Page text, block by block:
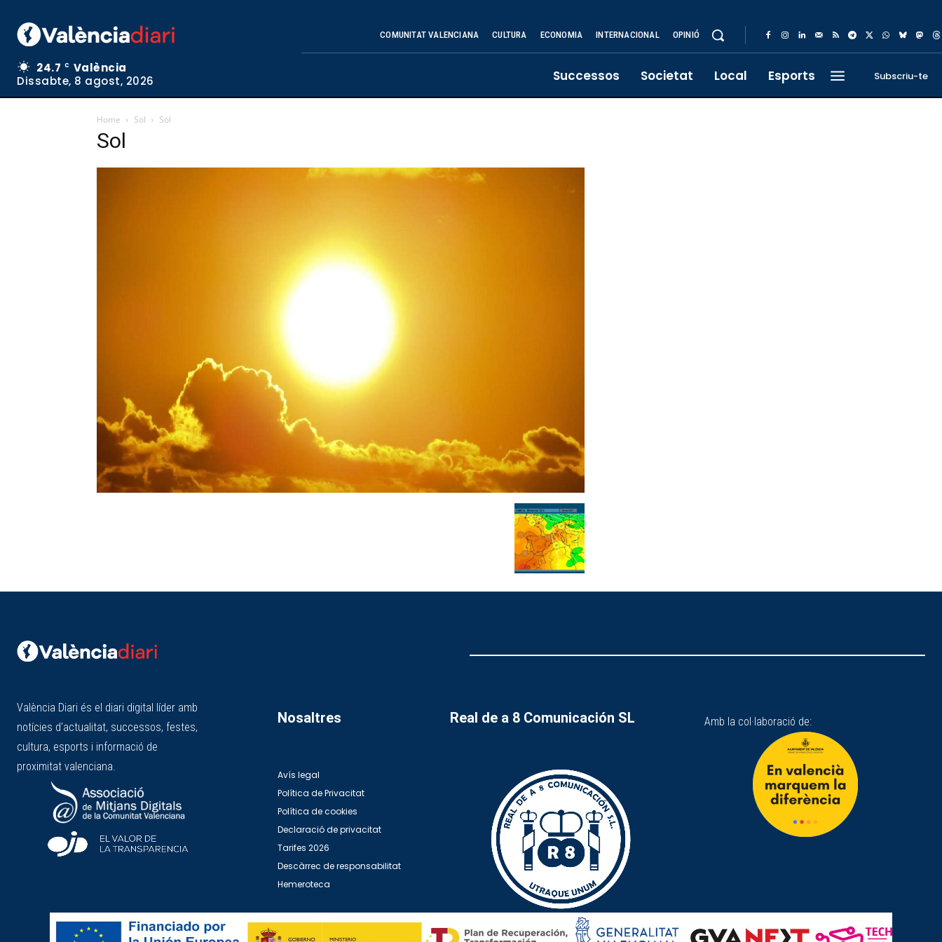
24.7 C
València
Dissabte, 8 agost, 2026
COMUNITAT VALENCIANA CULTURA ECONOMIA INTERNACIONAL OPINIÓ
Successos Societat Local Esports Subscriu-te
Home Sol Sol
Sol
València Diari és el diari digital líder amb
notícies d'actualitat, successos, festes,
cultura, esports i informació de
proximitat valenciana.
Nosaltres
Avís legal
Política de Privacitat
Política de cookies
Declaració de privacitat
Tarifes 2026
Descàrrec de responsabilitat
Hemeroteca
Real de a 8 Comunicación SL Amb la col·laboració de: